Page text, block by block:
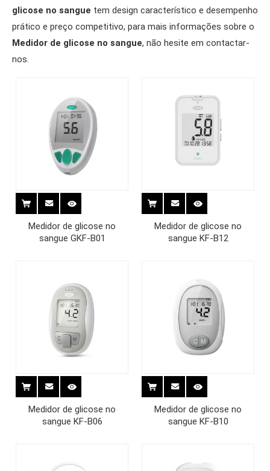
glicose no sangue tem design característico e desempenho
prático e preço competitivo, para mais informações sobre o
Medidor de glicose no sangue, não hesite em contactar-
nos.
Medidor de glicose no
sangue GKF-B01
Medidor de glicose no
sangue KF-B12
Medidor de glicose no
sangue KF-B06
Medidor de glicose no
sangue KF-B10